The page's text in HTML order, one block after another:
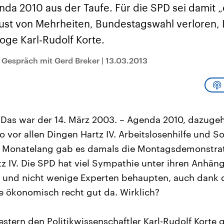
gehören die
Einfluss auf das
Weltgeschehen.
Der Überfall der
Terrororganisation
auf Israel hat in der
Gewalt entfacht. Israel
möchte die Hamas
Der Iran – seit der
1979 auch
Staatsideologie
2010 aus der Taufe. Für die SPD sei damit
von Mehrheiten, Bundestagswahl verloren,
Karl-Rudolf Korte.
mit Gerd Breker | 13.03.2013
Das war der 14. März 2003. – Agenda 2010,
vor allen Dingen Hartz IV. Arbeitslosenhilfe und
gab es damals die
IV. Die SPD hat viel Sympathie unter ihren
nicht wenige Experten behaupten, auch dank
ökonomisch recht gut da. Wirklich?
den Politikwissenschaftler Karl-Rudolf Korte